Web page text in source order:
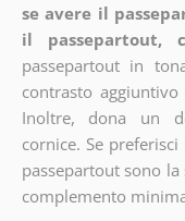
se avere il
il passepartout,
passepartout in
contrasto
Inoltre, dona un
cornice. Se
passepartout sono
complemento